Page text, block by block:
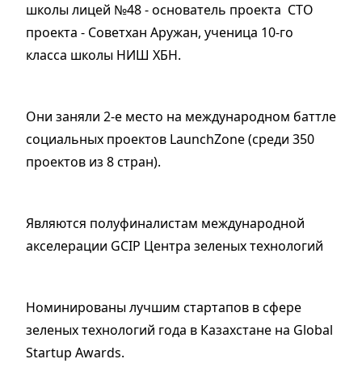
школы лицей №48 - основатель проекта СТО
проекта - Советхан Аружан, ученица 10-го
класса школы НИШ ХБН.
Они заняли 2-е место на международном баттле
социальных проектов LaunchZone (среди 350
проектов из 8 стран).
Являются полуфиналистам международной
акселерации GCIP Центра зеленых технологий
Номинированы лучшим стартапов в сфере
зеленых технологий года в Казахстане на Global
Startup Awards.